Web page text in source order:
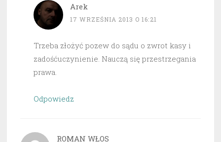
Arek
17 WRZEŚNIA 2013 O 16:21
Trzeba złożyć pozew do sądu o zwrot kasy i
zadośćuczynienie. Nauczą się przestrzegania
prawa.
Odpowiedz
ROMAN WŁOS